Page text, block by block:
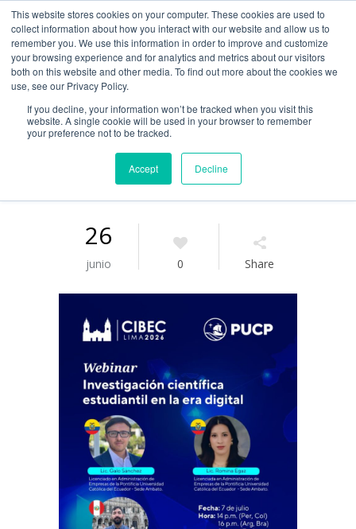
This website stores cookies on your computer. These cookies are used to
collect information about how you interact with our website and allow us to
remember you. We use this information in order to improve and customize
your browsing experience and for analytics and metrics about our visitors
both on this website and other media. To find out more about the cookies we
use, see our Privacy Policy.
If you decline, your information won’t be tracked when you visit this
website. A single cookie will be used in your browser to remember
your preference not to be tracked.
Accept Decline
Guía de uso
Acceso / Registro
26
junio 0 Share